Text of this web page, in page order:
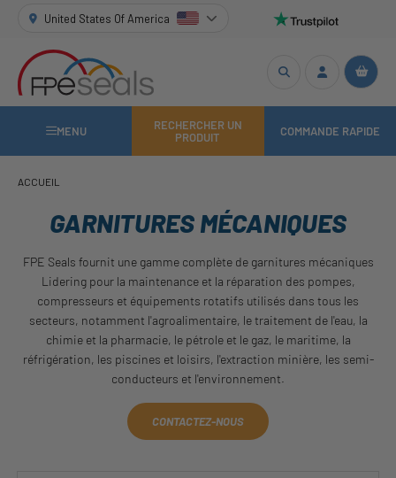
United States Of America
MENU
RECHERCHER UN
PRODUIT
COMMANDE RAPIDE
ACCUEIL
GARNITURES MÉCANIQUES
FPE Seals fournit une gamme complète de garnitures mécaniques
Lidering pour la maintenance et la réparation des pompes,
compresseurs et équipements rotatifs utilisés dans tous les
secteurs, notamment l'agroalimentaire, le traitement de l'eau, la
chimie et la pharmacie, le pétrole et le gaz, le maritime, la
réfrigération, les piscines et loisirs, l'extraction minière, les semi-
conducteurs et l'environnement.
CONTACTEZ-NOUS